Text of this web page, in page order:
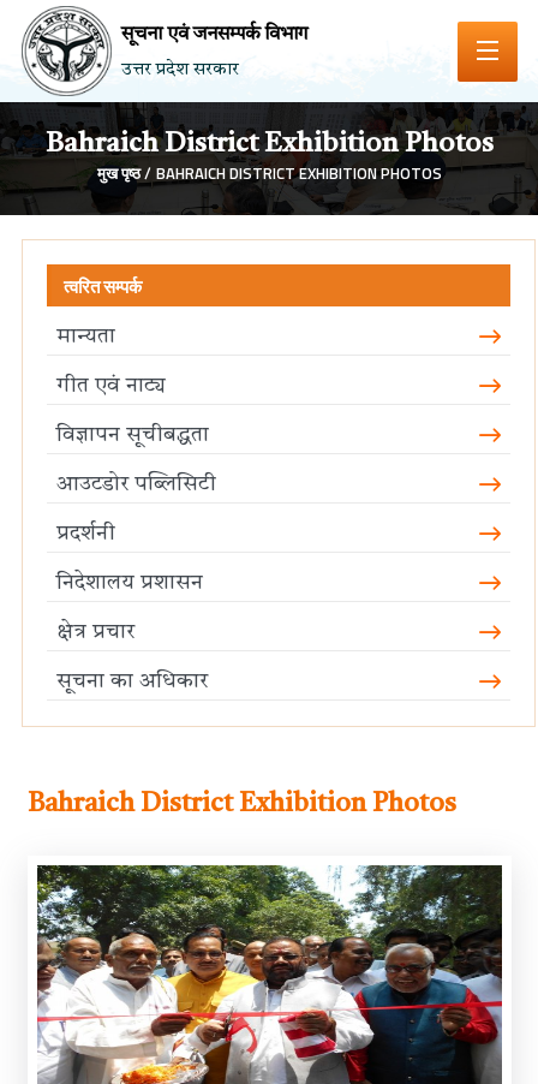
सूचना एवं जनसम्पर्क विभाग
उत्तर प्रदेश सरकार
Bahraich District Exhibition Photos
मुख पृष्ठ / BAHRAICH DISTRICT EXHIBITION PHOTOS
त्वरित सम्पर्क
मान्यता
गीत एवं नाट्य
विज्ञापन सूचीबद्धता
आउटडोर पब्लिसिटी
प्रदर्शनी
निदेशालय प्रशासन
क्षेत्र प्रचार
सूचना का अधिकार
Bahraich District Exhibition Photos